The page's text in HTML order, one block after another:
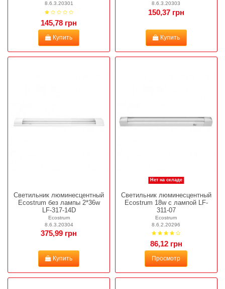
8.6.3.20301
145,78 грн
Купить
8.6.3.20303
150,37 грн
Купить
Светильник люминесцентный
Ecostrum без лампы 2*36w
LF-317-14D
Ecostrum
8.6.3.20304
375,99 грн
Купить
Нет на складе
Светильник люминесцентный
Ecostrum 18w c лампой LF-
311-07
Ecostrum
8.6.2.20296
86,12 грн
Просмотр